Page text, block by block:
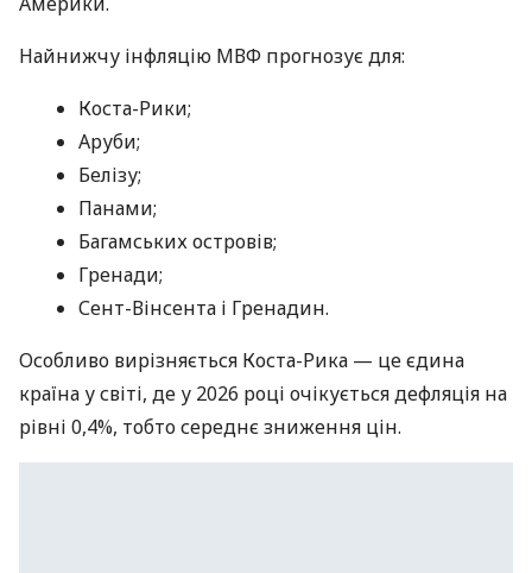
Найнижчу інфляцію МВФ прогнозує для:
Коста-Рики;
Аруби;
Белізу;
Панами;
Багамських островів;
Гренади;
Сент-Вінсента і Гренадин.
Особливо вирізняється Коста-Рика — це єдина
країна у світі, де у 2026 році очікується дефляція на
рівні 0,4%, тобто середнє зниження цін.